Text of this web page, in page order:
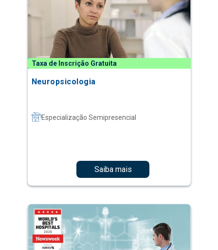
Taxa de Inscrição Gratuita
Neuropsicologia
Especialização Semipresencial
Saiba mais